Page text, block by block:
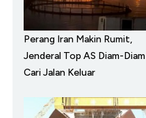
Perang Iran Makin Rumit,
Jenderal Top AS Diam-Diam
Cari Jalan Keluar